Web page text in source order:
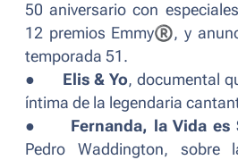
50 aniversario con
12 premios Emmy®, y
temporada 51.
●
Elis & Yo, documental
íntima de la legendaria
●
Fernanda, la Vida es
Pedro Waddington, sobre